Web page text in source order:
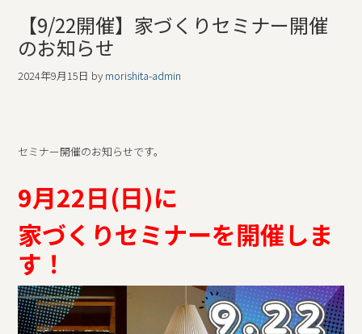
【9/22開催】家づくりセミナー開催
のお知らせ
2024年9月15日 by morishita-admin
セミナー開催のお知らせです。
9月22日(日)に
家づくりセミナーを開催しま
す！